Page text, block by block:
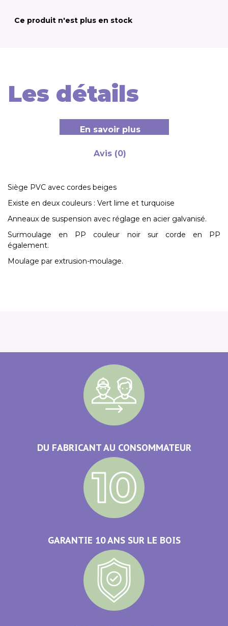
Ce produit n'est plus en stock
Les détails
En savoir plus
Avis (0)
Siège PVC avec cordes beiges
Existe en deux couleurs : Vert lime et turquoise
Anneaux de suspension avec réglage en acier galvanisé.
Surmoulage en PP couleur noir sur corde en PP
également.
Moulage par extrusion-moulage.
DU FABRICANT AU CONSOMMATEUR
GARANTIE 10 ANS SUR LE BOIS